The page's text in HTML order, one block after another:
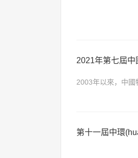
2021年第七屆
2003年以來，中
第十一屆中環